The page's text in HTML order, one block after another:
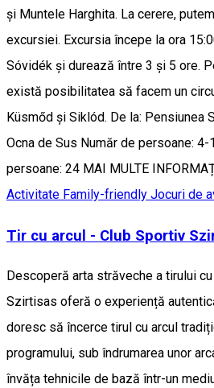
și Muntele Harghita. La cerere,
excursiei. Excursia începe la ora
Sóvidék și durează între 3 și 5 ore.
există posibilitatea să facem un
Küsmőd și Siklód. De la: Pensiunea
Ocna de Sus Număr de persoane:
persoane: 24 MAI MULTE
Activitate Family-friendly Jocuri de
Tir cu arcul - Club Sportiv
Descoperă arta străveche a tirului
Szirtisas oferă o experiență
doresc să încerce tirul cu arcul
programului, sub îndrumarea unor
învăța tehnicile de bază într-un